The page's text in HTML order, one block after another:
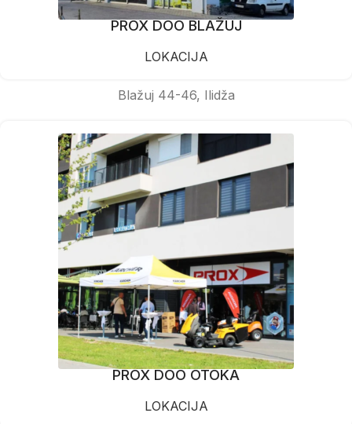
PROX DOO BLAŽUJ
LOKACIJA
Blažuj 44-46, Ilidža
PROX DOO OTOKA
LOKACIJA